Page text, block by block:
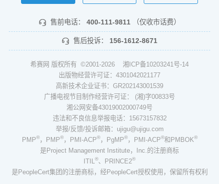
售前电话： 400-111-9811 （仅收市话费）
售后投诉： 156-1612-8671
希赛网 版权所有 ©2001-2026 湘ICP备10203241号-14
出版物经营许可证：4301042021177
高新技术企业证书：GR202143001539
广播电视节目制作经营许可证： (湘)字00833号
湘公网安备43019002000749号
违法和不良信息举报电话：15673157832
举报/反馈/投诉邮箱：ujigu@ujigu.com
PMP®，PMP®，PMI-ACP®，PgMP®，PMI-ACP®和PMBOK®
是Project Management Institute，Inc.的注册商标
ITIL
®、PRINCE2®
是PeopleCert集团的注册商标，经PeopleCert授权使用，保留所有权利